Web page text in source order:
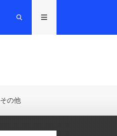
その他